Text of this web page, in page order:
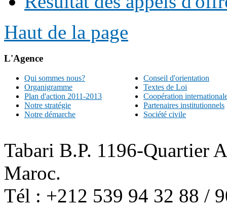
Haut de la page
L'Agence
Qui sommes nous?
Organigramme
Plan d'action 2011-2013
Notre stratégie
Notre démarche
Conseil d'orientation
Textes de Loi
Coopération
Partenaires institutionnels
Société civile
Tabari B.P. 1196-Quartier
Maroc.
Tél : +212 539 94 32 88 /